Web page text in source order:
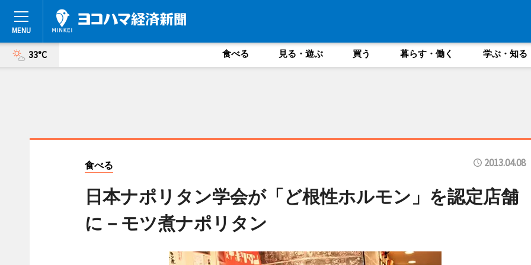
33°C 食べる 見る・遊ぶ 買う 暮らす・働く 学ぶ・知る
食べる 2013.04.08
日本ナポリタン学会が「ど根性ホルモン」を認定店舗
に－モツ煮ナポリタン